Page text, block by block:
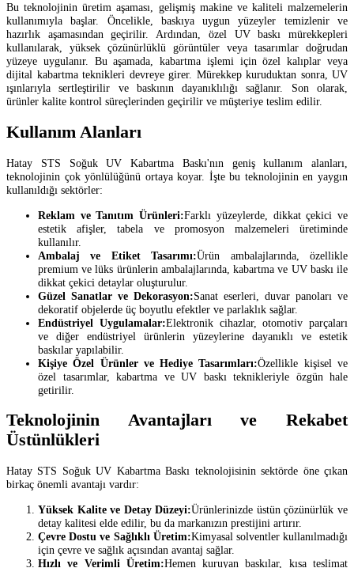
Bu teknolojinin üretim aşaması, gelişmiş makine ve kaliteli malzemelerin
kullanımıyla başlar. Öncelikle, baskıya uygun yüzeyler temizlenir ve
hazırlık aşamasından geçirilir. Ardından, özel UV baskı mürekkepleri
kullanılarak, yüksek çözünürlüklü görüntüler veya tasarımlar doğrudan
yüzeye uygulanır. Bu aşamada, kabartma işlemi için özel kalıplar veya
dijital kabartma teknikleri devreye girer. Mürekkep kuruduktan sonra, UV
ışınlarıyla sertleştirilir ve baskının dayanıklılığı sağlanır. Son olarak,
ürünler kalite kontrol süreçlerinden geçirilir ve müşteriye teslim edilir.
Kullanım Alanları
Hatay STS Soğuk UV Kabartma Baskı'nın geniş kullanım alanları,
teknolojinin çok yönlülüğünü ortaya koyar. İşte bu teknolojinin en yaygın
kullanıldığı sektörler:
Reklam ve Tanıtım Ürünleri:Farklı yüzeylerde, dikkat çekici ve
estetik afişler, tabela ve promosyon malzemeleri üretiminde
kullanılır.
Ambalaj ve Etiket Tasarımı:Ürün ambalajlarında, özellikle
premium ve lüks ürünlerin ambalajlarında, kabartma ve UV baskı ile
dikkat çekici detaylar oluşturulur.
Güzel Sanatlar ve Dekorasyon:Sanat eserleri, duvar panoları ve
dekoratif objelerde üç boyutlu efektler ve parlaklık sağlar.
Endüstriyel Uygulamalar:Elektronik cihazlar, otomotiv parçaları
ve diğer endüstriyel ürünlerin yüzeylerine dayanıklı ve estetik
baskılar yapılabilir.
Kişiye Özel Ürünler ve Hediye Tasarımları:Özellikle kişisel ve
özel tasarımlar, kabartma ve UV baskı teknikleriyle özgün hale
getirilir.
Teknolojinin Avantajları ve Rekabet
Üstünlükleri
Hatay STS Soğuk UV Kabartma Baskı teknolojisinin sektörde öne çıkan
birkaç önemli avantajı vardır:
Yüksek Kalite ve Detay Düzeyi:Ürünlerinizde üstün çözünürlük ve
detay kalitesi elde edilir, bu da markanızın prestijini artırır.
Çevre Dostu ve Sağlıklı Üretim:Kimyasal solventler kullanılmadığı
için çevre ve sağlık açısından avantaj sağlar.
Hızlı ve Verimli Üretim:Hemen kuruyan baskılar, kısa teslimat